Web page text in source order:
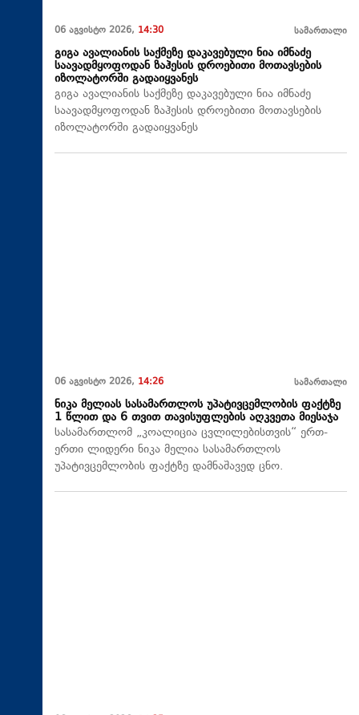
06 აგვისტო 2026, 14:30 სამართალი
გიგა ავალიანის საქმეზე დაკავებული ნია იმნაძე
საავადმყოფოდან ზაჰესის დროებითი მოთავსების
იზოლატორში გადაიყვანეს
გიგა ავალიანის საქმეზე დაკავებული ნია იმნაძე
საავადმყოფოდან ზაჰესის დროებითი მოთავსების
იზოლატორში გადაიყვანეს
06 აგვისტო 2026, 14:26 სამართალი
ნიკა მელიას სასამართლოს უპატივცემლობის ფაქტზე
1 წლით და 6 თვით თავისუფლების აღკვეთა მიესაჯა
სასამართლომ „კოალიცია ცვლილებისთვის“ ერთ-
ერთი ლიდერი ნიკა მელია სასამართლოს
უპატივცემლობის ფაქტზე დამნაშავედ ცნო.